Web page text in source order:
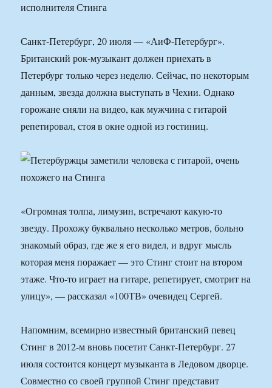
исполнителя Стинга
Санкт-Петербург, 20 июля — «АиФ-Петербург».
Британский рок-музыкант должен приехать в
Петербург только через неделю. Сейчас, по некоторым
данным, звезда должна выступать в Чехии. Однако
горожане сняли на видео, как мужчина с гитарой
репетировал, стоя в окне одной из гостиниц.
«Огромная толпа, лимузин, встречают какую-то
звезду. Прохожу буквально несколько метров, больно
знакомый образ, где же я его видел, и вдруг мысль
которая меня поражает — это Стинг стоит на втором
этаже. Что-то играет на гитаре, репетирует, смотрит на
улицу», — рассказал «100ТВ» очевидец Сергей.
Напомним, всемирно известный британский певец
Стинг в 2012-м вновь посетит Санкт-Петербург. 27
июля состоится концерт музыканта в Ледовом дворце.
Совместно со своей группой Стинг представит